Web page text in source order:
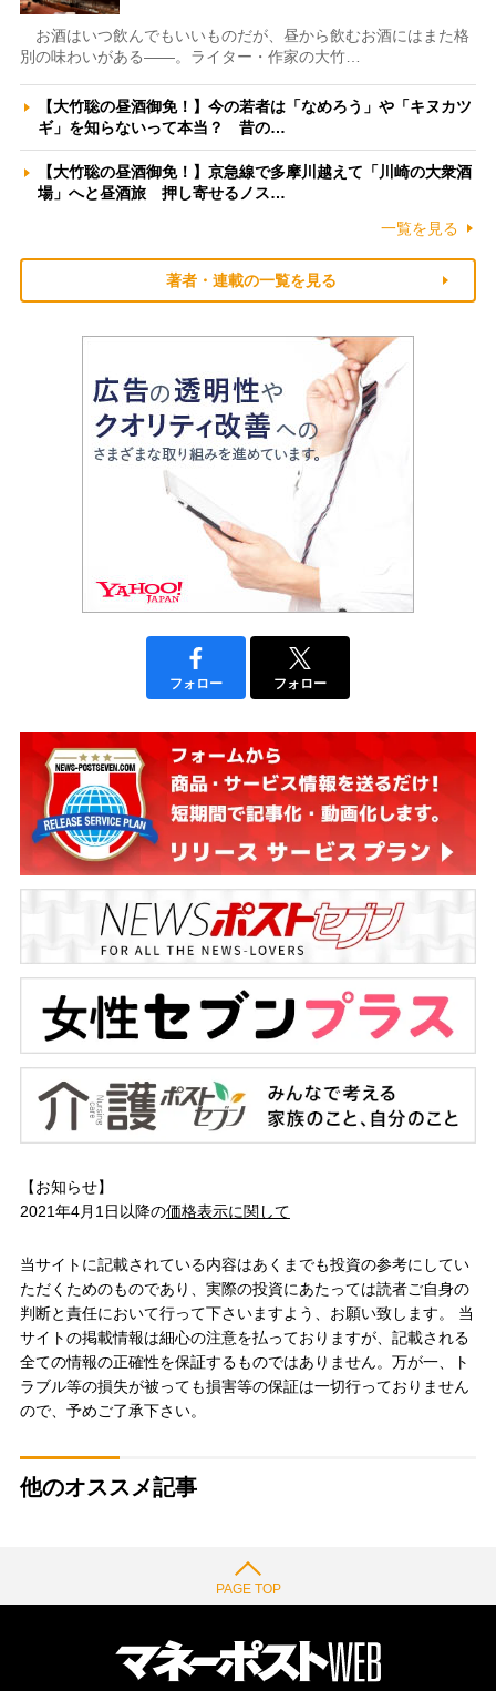
お酒はいつ飲んでもいいものだが、昼から飲むお酒にはまた格
別の味わいがある――。ライター・作家の大竹…
【大竹聡の昼酒御免！】今の若者は「なめろう」や「キヌカツ
ギ」を知らないって本当？ 昔の…
【大竹聡の昼酒御免！】京急線で多摩川越えて「川崎の大衆酒
場」へと昼酒旅 押し寄せるノス…
一覧を見る
著者・連載の一覧を見る
フォロー フォロー
【お知らせ】
2021年4月1日以降の価格表示に関して
当サイトに記載されている内容はあくまでも投資の参考にしてい
ただくためのものであり、実際の投資にあたっては読者ご自身の
判断と責任において行って下さいますよう、お願い致します。 当
サイトの掲載情報は細心の注意を払っておりますが、記載される
全ての情報の正確性を保証するものではありません。万が一、ト
ラブル等の損失が被っても損害等の保証は一切行っておりません
ので、予めご了承下さい。
他のオススメ記事
PAGE TOP